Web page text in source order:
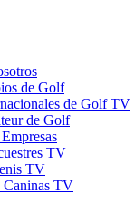
de Golf
de Golf TV
de Golf
TV
TV
Caninas TV